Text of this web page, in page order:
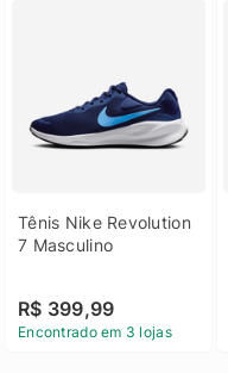
Tênis Nike Revolution
7 Masculino
R$ 399,99
Encontrado em 3 lojas